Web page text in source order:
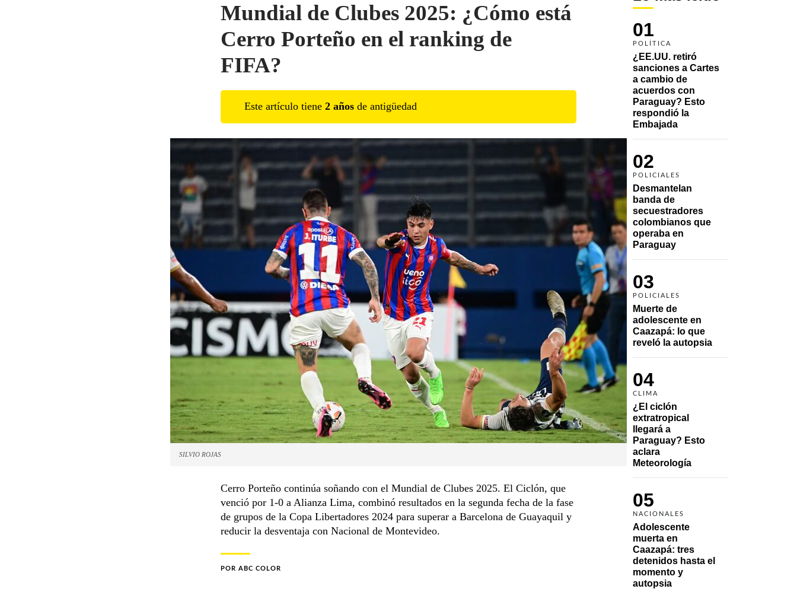
01
POLÍTICA
¿EE.UU. retiró
sanciones a Cartes
a cambio de
acuerdos con
Paraguay? Esto
respondió la
Embajada
02
POLICIALES
Desmantelan
banda de
secuestradores
colombianos que
operaba en
Paraguay
03
POLICIALES
Muerte de
adolescente en
Caazapá: lo que
reveló la autopsia
04
CLIMA
¿El ciclón
extratropical
llegará a
Paraguay? Esto
aclara
Meteorología
05
NACIONALES
Adolescente
muerta en
Caazapá: tres
detenidos hasta el
momento y
autopsia
Mundial de Clubes 2025: ¿Cómo está
Cerro Porteño en el ranking de
FIFA?
Este artículo tiene 2 años de antigüedad
SILVIO ROJAS
Cerro Porteño continúa soñando con el Mundial de Clubes 2025. El Ciclón, que
venció por 1-0 a Alianza Lima, combinó resultados en la segunda fecha de la fase
de grupos de la Copa Libertadores 2024 para superar a Barcelona de Guayaquil y
reducir la desventaja con Nacional de Montevideo.
POR ABC COLOR